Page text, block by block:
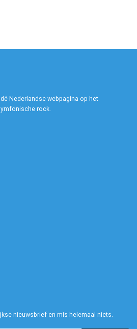
Nederlandse webpagina op het
rock.
nieuwsbrief en mis helemaal niets.